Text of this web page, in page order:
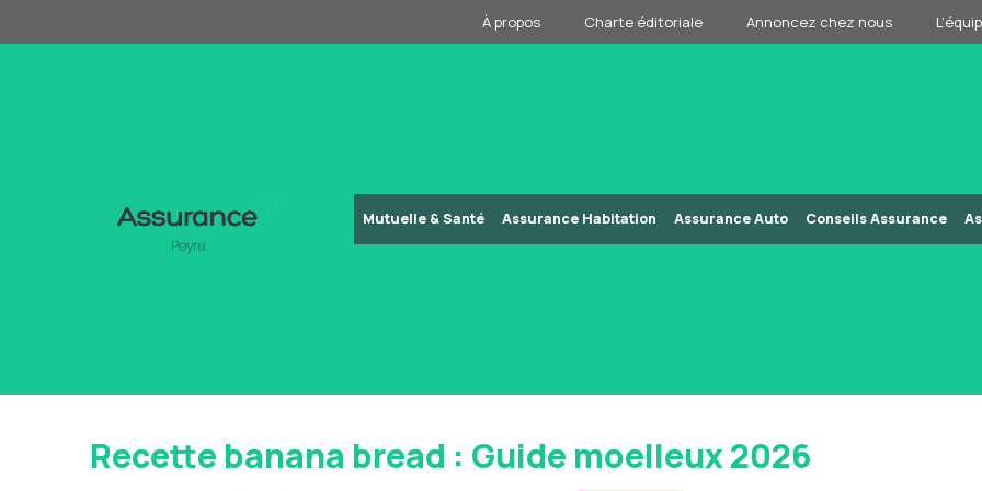
au
À propos Charte éditoriale Annoncez chez nous
Mutuelle & Santé Assurance Habitation Assurance Auto Conseils Assurance
Recette banana bread : Guide moelleux 2026